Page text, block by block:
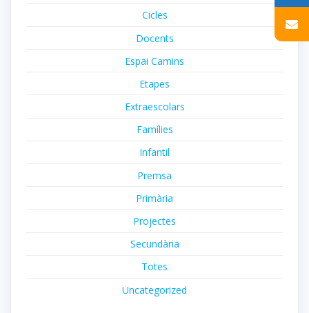
Cicles
Docents
Espai Camins
Etapes
Extraescolars
Famílies
Infantil
Premsa
Primària
Projectes
Secundària
Totes
Uncategorized